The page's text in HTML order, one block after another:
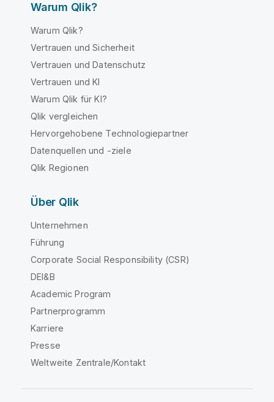
Warum Qlik?
Warum Qlik?
Vertrauen und Sicherheit
Vertrauen und Datenschutz
Vertrauen und KI
Warum Qlik für KI?
Qlik vergleichen
Hervorgehobene Technologiepartner
Datenquellen und -ziele
Qlik Regionen
Über Qlik
Unternehmen
Führung
Corporate Social Responsibility (CSR)
DEI&B
Academic Program
Partnerprogramm
Karriere
Presse
Weltweite Zentrale/Kontakt